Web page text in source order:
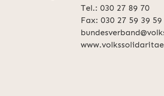
Tel.: 030 27 89 70
Fax: 030 27 59 39 59